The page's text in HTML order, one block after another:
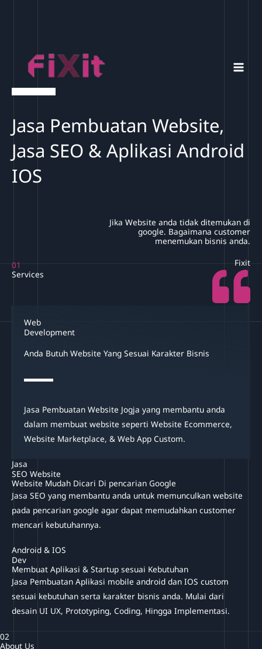
Jasa Pembuatan Website,
Jasa SEO & Aplikasi Android
IOS
Jika Website anda tidak ditemukan di
google. Bagaimana customer
menemukan bisnis anda.
Fixit
01
Services
Web
Development
Anda Butuh Website Yang Sesuai Karakter Bisnis
Jasa Pembuatan Website Jogja yang membantu anda
dalam membuat website seperti Website Ecommerce,
Website Marketplace, & Web App Custom.
Jasa
SEO Website
Website Mudah Dicari Di pencarian Google
Jasa SEO yang membantu anda untuk memunculkan website
pada pencarian google agar dapat memudahkan customer
mencari kebutuhannya.
Android & IOS
Dev
Membuat Aplikasi & Startup sesuai Kebutuhan
Jasa Pembuatan Aplikasi mobile android dan IOS custom
sesuai kebutuhan serta karakter bisnis anda. Mulai dari
desain UI UX, Prototyping, Coding, Hingga Implementasi.
02
About Us